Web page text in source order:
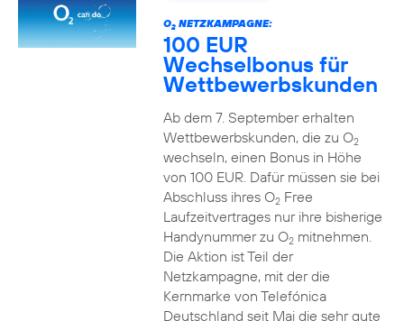
O2NETZKAMPAGNE:
100 EUR
Wechselbonus für
Wettbewerbskunden
Ab dem 7. September erhalten
Wettbewerbskunden, die zu O2
wechseln, einen Bonus in Höhe
von 100 EUR. Dafür müssen sie bei
Abschluss ihres O2Free
Laufzeitvertrages nur ihre bisherige
Handynummer zu O2mitnehmen.
Die Aktion ist Teil der
Netzkampagne, mit der die
Kernmarke von Telefónica
Deutschland seit Mai die sehr gute